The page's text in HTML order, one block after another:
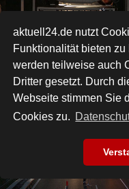
aktuell24.de nutzt
Funktionalität bieten
werden teilweise auch
Dritter gesetzt. Durch
Webseite stimmen Sie
Cookies zu.